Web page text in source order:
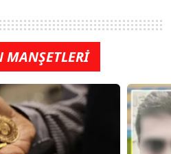
MANŞETLERİ